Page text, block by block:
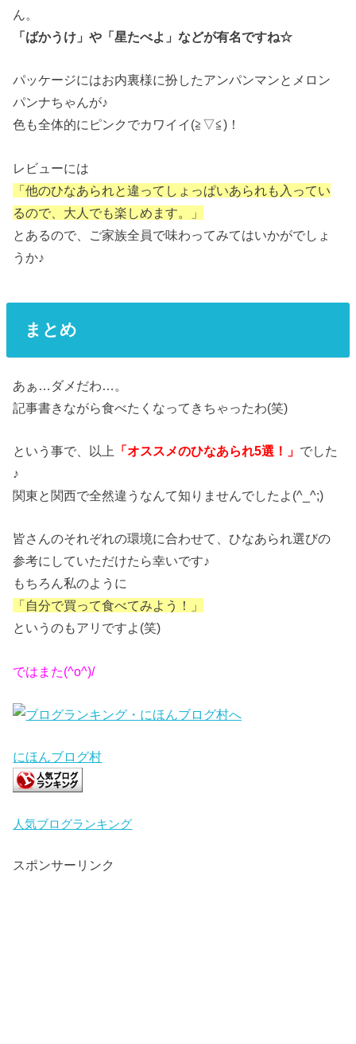
ん。
「ばかうけ」や「星たべよ」などが有名ですね☆
パッケージにはお内裏様に扮したアンパンマンとメロン
パンナちゃんが♪
色も全体的にピンクでカワイイ(≧▽≦)！
レビューには
「他のひなあられと違ってしょっぱいあられも入ってい
るので、大人でも楽しめます。」
とあるので、ご家族全員で味わってみてはいかがでしょ
うか♪
まとめ
あぁ…ダメだわ…。
記事書きながら食べたくなってきちゃったわ(笑)
という事で、以上 「オススメのひなあられ5選！」 でした
♪
関東と関西で全然違うなんて知りませんでしたよ(^_^;)
皆さんのそれぞれの環境に合わせて、ひなあられ選びの
参考にしていただけたら幸いです♪
もちろん私のように
「自分で買って食べてみよう！」
というのもアリですよ(笑)
ではまた(^o^)/
にほんブログ村
人気ブログランキング
スポンサーリンク